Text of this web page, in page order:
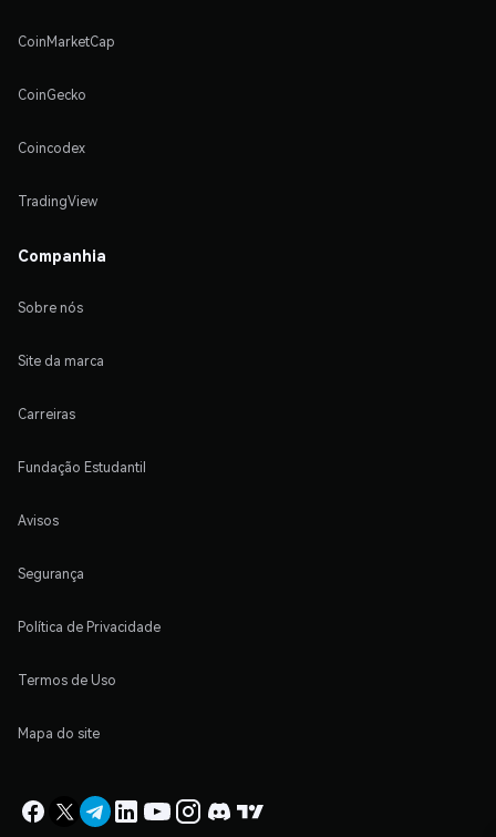
CoinMarketCap
CoinGecko
Coincodex
TradingView
Companhia
Sobre nós
Site da marca
Carreiras
Fundação Estudantil
Avisos
Segurança
Política de Privacidade
Termos de Uso
Mapa do site